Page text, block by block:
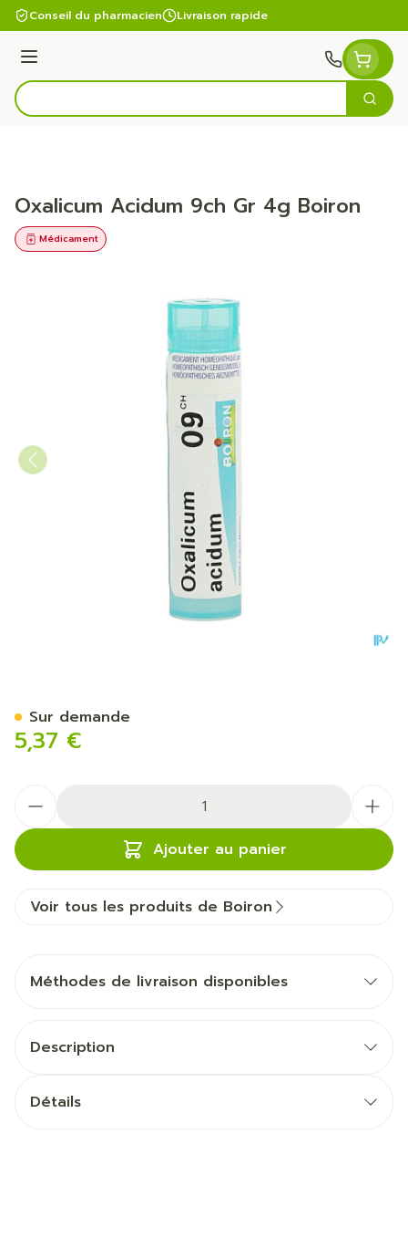
Aller au contenu
Conseil du pharmacien Livraison rapide
Menu
Rechercher
Oxalicum Acidum 9ch Gr 4g Boiron
Médicament
5,37 €
Ajouter au panier
Sur demande
Voir tous les produits de Boiron
Méthodes de livraison disponibles
Description
Détails